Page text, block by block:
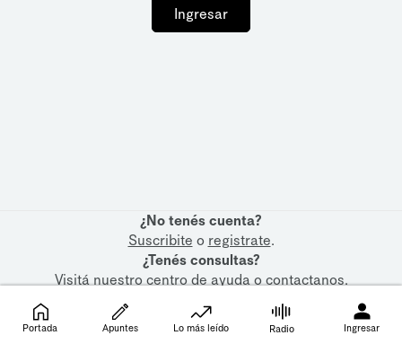
Ingresar
¿No tenés cuenta?
Suscribite o registrate.
¿Tenés consultas?
Visitá nuestrocentro de ayudaocontactanos.
Portada Apuntes Lo más leído Radio Ingresar